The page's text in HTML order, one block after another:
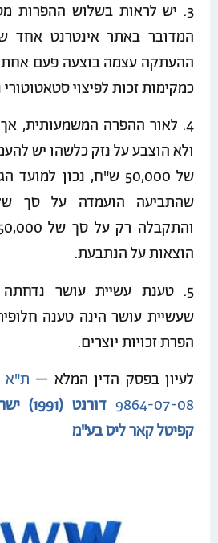
3. יש לראות בשלוש ההפרות
המדובר באתר אינטרנט אחד
ההעתקה עצמה בוצעה פעם אחת
כמקימות זכות לפיצוי סטאטוטורי
4. לאור ההפרה המשמעותית,
ולא הוצבע על נזק כלשהו יש
של 50,000 ש"ח, נכון
הוצאות על הנתבעת.
5. טענת עשיית עושר
שעשיית עושר הינה טענה
הפרת זכויות יוצרים.
לעיון בפסק הדין המלא – ת"א
9864-07-08
דורנט
קפיטל קאר ליס בע"מ